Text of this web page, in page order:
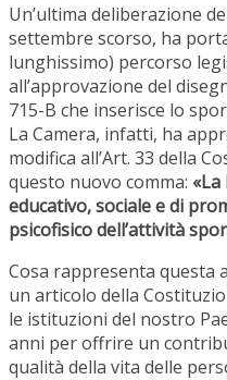
Un’ultima deliberazione
settembre scorso, ha
lunghissimo) percorso
all’approvazione del
715-B che inserisce lo
La Camera, infatti, ha
modifica all’Art. 33 della
questo nuovo comma:
educativo, sociale e di
psicofisico dell’attività
Cosa rappresenta questa
un articolo della
le istituzioni del nostro
anni per offrire un
qualità della vita delle